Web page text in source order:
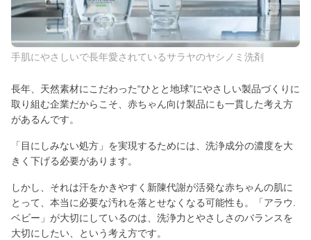
手肌にやさしいで長年愛されているサラヤのヤシノミ洗剤
長年、天然素材にこだわった“ひとと地球”にやさしい製品づくりに
取り組む企業だからこそ、赤ちゃん向け製品にも一貫した考え方
があるんです。
「目にしみない処方」を実現するためには、洗浄成分の濃度を大
きく下げる必要があります。
しかし、それは汗をかきやすく新陳代謝が活発な赤ちゃんの肌に
とって、本当に必要な汚れを落とせなくなる可能性も。「アラウ.
ベビー」が大切にしているのは、洗浄力とやさしさのバランスを
大切にしたい、という考え方です。